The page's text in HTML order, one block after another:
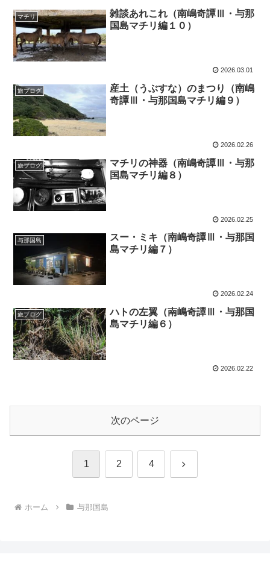
マチリ
雑談あれこれ（南嶋奇譚Ⅲ・与那
国島マチリ編１０）
2026.03.01
旅ブログ
産土（うぶすな）のまつり（南嶋
奇譚Ⅲ・与那国島マチリ編９）
2026.02.26
旅ブログ
マチリの神器（南嶋奇譚Ⅲ・与那
国島マチリ編８）
2026.02.25
与那国島
スー・ミキ（南嶋奇譚Ⅲ・与那国
島マチリ編７）
2026.02.24
旅ブログ
ハトの左翼（南嶋奇譚Ⅲ・与那国
島マチリ編６）
2026.02.22
次のページ
1 2 4 次
ホーム 与那国島